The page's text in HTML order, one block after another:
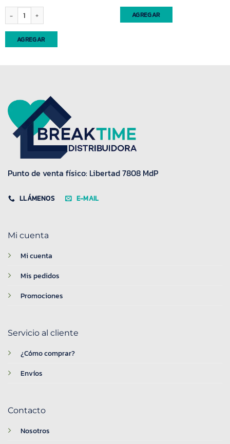
Bolsas residuos(72738)reforzadas 45x60 x10 Mister Trapo cantidad
AGREGAR
AGREGAR
Punto de venta físico: Libertad 7808 MdP
LLÁMENOS E-MAIL
Mi cuenta
Mi cuenta
Mis pedidos
Promociones
Servicio al cliente
¿Cómo comprar?
Envíos
Contacto
Nosotros